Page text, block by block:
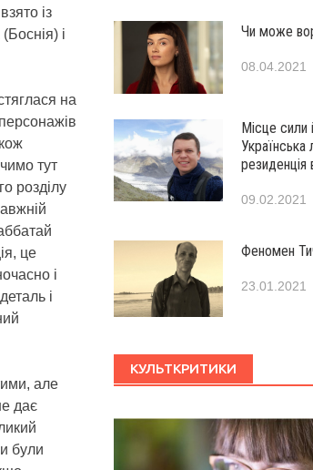
із
і
на
тут
розділу
це
і
і
але
дає
були
Чи може
08.04.2021
Місце сили
Українська
резиденція
09.02.2021
Феномен
23.01.2021
КУЛЬТКРИТИКИ